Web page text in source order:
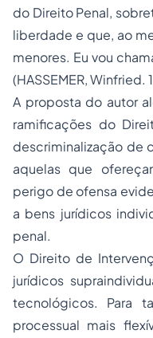
do Direito Penal,
liberdade e que, ao
menores. Eu vou
(HASSEMER, Winfried.
A proposta do autor
ramificações do
descriminalização de
aquelas que
perigo de ofensa
a bens jurídicos
penal.
O Direito de
jurídicos
tecnológicos. Para
processual mais